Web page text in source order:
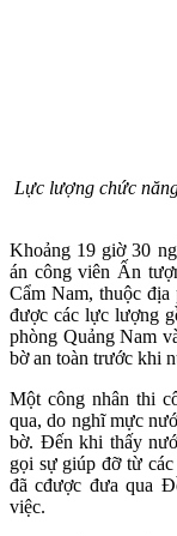
Lực lượng chức
Khoảng 19 giờ 30
án công viên Ấn
Cẩm Nam, thuộc
được các lực lượng
phòng Quảng Nam
bờ an toàn trước khi
Một công nhân thi
qua, do nghĩ mực
bờ. Đến khi thấy
gọi sự giúp đỡ từ
đã cđược đưa qua
việc.